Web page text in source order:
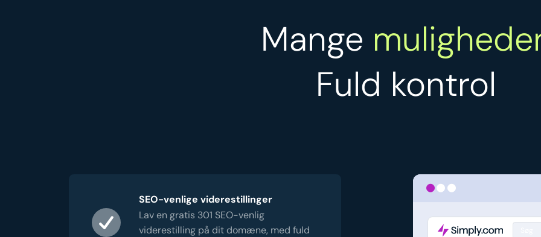
Mange
Fuld kontrol
SEO-venlige viderestillinger
Lav en gratis 301 SEO-venlig
viderestilling på dit domæne, med fuld